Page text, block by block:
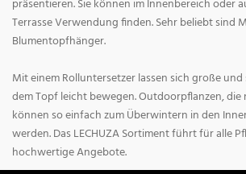
präsentieren. Sie können im Innenbereich oder
Terrasse Verwendung finden. Sehr beliebt sind
Blumentopfhänger.
Mit einem Rolluntersetzer lassen sich große
dem Topf leicht bewegen. Outdoorpflanzen,
können so einfach zum Überwintern in den
werden. Das LECHUZA Sortiment führt für alle
hochwertige Angebote.